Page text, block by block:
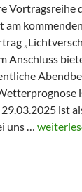
Vortragsreihe
Anschluss
ist
uns …